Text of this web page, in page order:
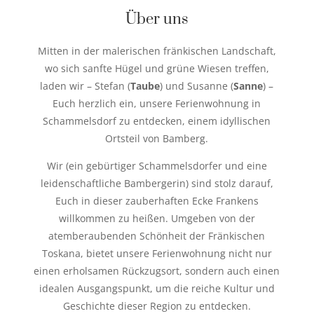
Über uns
Mitten in der malerischen fränkischen Landschaft,
wo sich sanfte Hügel und grüne Wiesen treffen,
laden wir – Stefan (Taube) und Susanne (Sanne) –
Euch herzlich ein, unsere Ferienwohnung in
Schammelsdorf zu entdecken, einem idyllischen
Ortsteil von Bamberg.
Wir (ein gebürtiger Schammelsdorfer und eine
leidenschaftliche Bambergerin) sind stolz darauf,
Euch in dieser zauberhaften Ecke Frankens
willkommen zu heißen. Umgeben von der
atemberaubenden Schönheit der Fränkischen
Toskana, bietet unsere Ferienwohnung nicht nur
einen erholsamen Rückzugsort, sondern auch einen
idealen Ausgangspunkt, um die reiche Kultur und
Geschichte dieser Region zu entdecken.